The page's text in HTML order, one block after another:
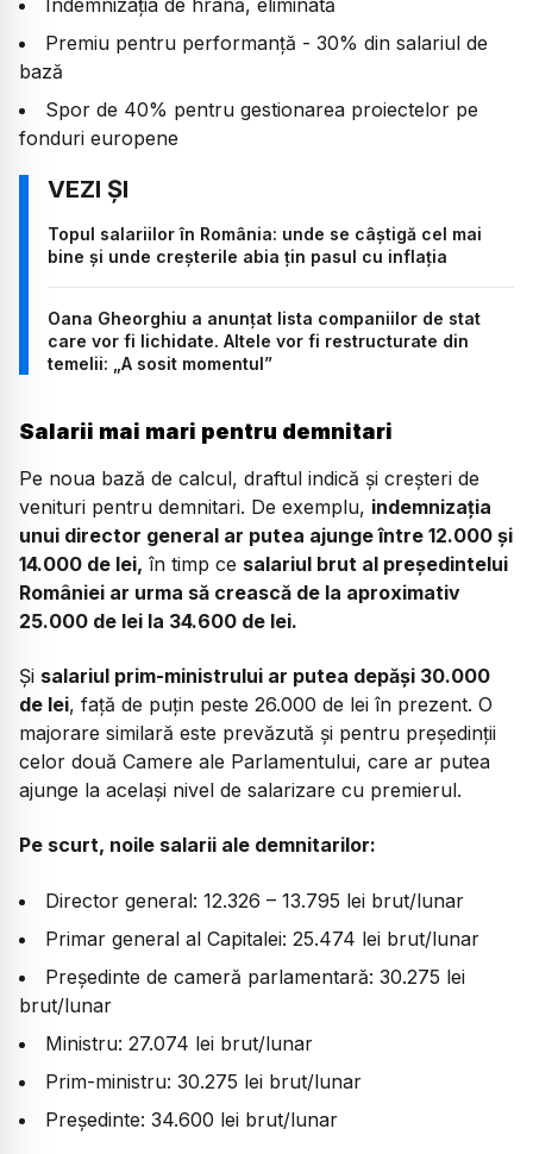
Indemnizația de hrană, eliminată
Premiu pentru performanță - 30% din salariul de
bază
Spor de 40% pentru gestionarea proiectelor pe
fonduri europene
Topul salariilor în România: unde se câștigă cel mai
bine și unde creșterile abia țin pasul cu inflația
Oana Gheorghiu a anunțat lista companiilor de stat
care vor fi lichidate. Altele vor fi restructurate din
temelii: „A sosit momentul”
Salarii mai mari pentru demnitari
Pe noua bază de calcul, draftul indică și creșteri de
venituri pentru demnitari. De exemplu, indemnizația
unui director general ar putea ajunge între 12.000 și
14.000 de lei, în timp ce salariul brut al președintelui
României ar urma să crească de la aproximativ
25.000 de lei la 34.600 de lei.
Și salariul prim-ministrului ar putea depăși 30.000
de lei, față de puțin peste 26.000 de lei în prezent. O
majorare similară este prevăzută și pentru președinții
celor două Camere ale Parlamentului, care ar putea
ajunge la același nivel de salarizare cu premierul.
Pe scurt, noile salarii ale demnitarilor:
Director general: 12.326 – 13.795 lei brut/lunar
Primar general al Capitalei: 25.474 lei brut/lunar
Președinte de cameră parlamentară: 30.275 lei
brut/lunar
Ministru: 27.074 lei brut/lunar
Prim-ministru: 30.275 lei brut/lunar
Președinte: 34.600 lei brut/lunar